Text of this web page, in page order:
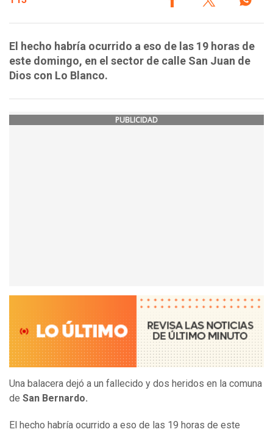
El hecho habría ocurrido a eso de las 19 horas de
este domingo, en el sector de calle San Juan de
Dios con Lo Blanco.
PUBLICIDAD
Una balacera dejó a un fallecido y dos heridos en la comuna
de San Bernardo.
El hecho habría ocurrido a eso de las 19 horas de este